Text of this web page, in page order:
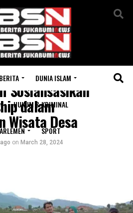
BERITA DUNIA ISLAM
HUKUM & KRIMINAL
SPORT
Sosialisasikan
dalam
Wisata Desa
on March 28, 2024
mobile version